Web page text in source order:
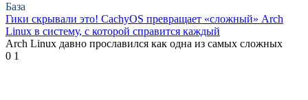
База
Гики скрывали это! CachyOS превращает «сложный» Arch
Linux в систему, с которой справится каждый
Arch Linux давно прославился как одна из самых сложных
0 1